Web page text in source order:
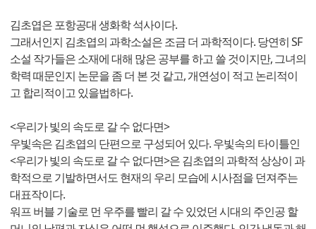
김초엽은 포항공대 생화학 석사이다.
그래서인지 김초엽의 과학소설은 조금 더 과학적이다. 당연히 SF
소설 작가들은 소재에 대해 많은 공부를 하고 쓸 것이지만, 그녀의
학력 때문인지 논문을 좀 더 본 것 같고, 개연성이 적고 논리적이
고 합리적이고 있을법하다.
<우리가 빛의 속도로 갈 수 없다면>
우빛속은 김초엽의 단편으로 구성되어 있다. 우빛속의 타이틀인
<우리가 빛의 속도로 갈 수 없다면>은 김초엽의 과학적 상상이 과
학적으로 기발하면서도 현재의 우리 모습에 시사점을 던져주는
대표작이다.
워프 버블 기술로 먼 우주를 빨리 갈 수 있었던 시대의 주인공 할